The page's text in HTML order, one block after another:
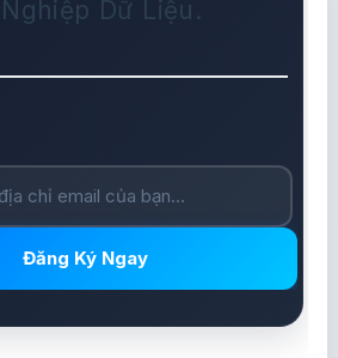
Dữ Liệu.
Đăng Ký Ngay